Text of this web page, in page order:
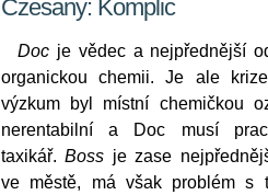
Czesany: Komplic
Doc je vědec a nejpřednější
organickou chemii. Je ale
výzkum byl místní chemičkou
nerentabilní a Doc musí
taxikář.Boss je zase
ve městě, má však problém s